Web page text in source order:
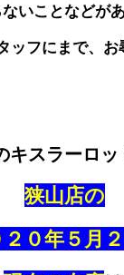
いことなどが
ッフにまで、お
キスラーロッ
狭山店の
２０年５月